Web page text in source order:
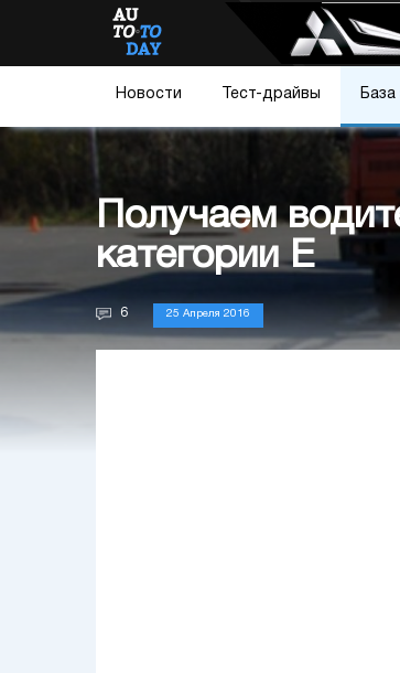
Новости Тест-драйвы База
Получаем
категории Е
6 25 Апреля 2016